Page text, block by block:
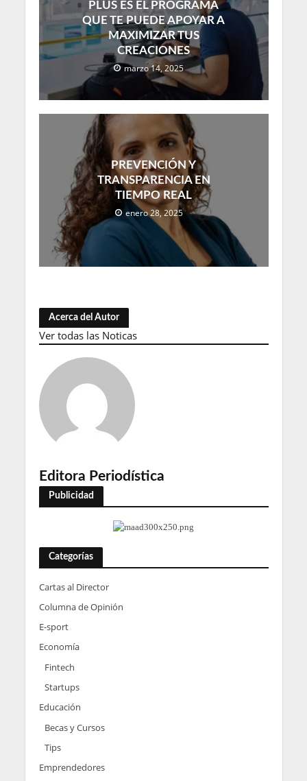
PLUS ES EL PROGRAMA
QUE TE PUEDE APOYAR A
MAXIMIZAR TUS
CREACIONES
marzo 14, 2025
PREVENCIÓN Y
TRANSPARENCIA EN
TIEMPO REAL
enero 28, 2025
Acerca del Autor
Ver todas las Noticas
Editora Periodística
Publicidad
Categorías
Cartas al Director
Columna de Opinión
E-sport
Economía
Fintech
Startups
Educación
Becas y Cursos
Tips
Emprendedores